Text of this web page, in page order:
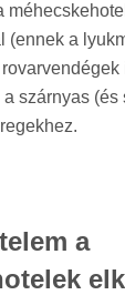
(ennek a
szárnyas (és
a